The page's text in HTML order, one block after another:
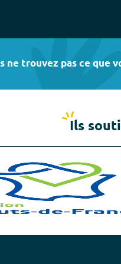
ne trouvez pas ce que
Ils